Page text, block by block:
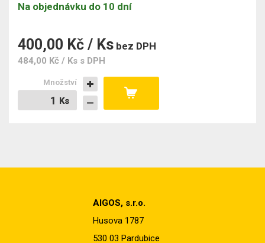
Na objednávku do 10 dní
400,00 Kč / Ks bez DPH
484,00 Kč / Ks s DPH
Ks
Ks
Množství
AIGOS, s.r.o.
Husova 1787
530 03 Pardubice